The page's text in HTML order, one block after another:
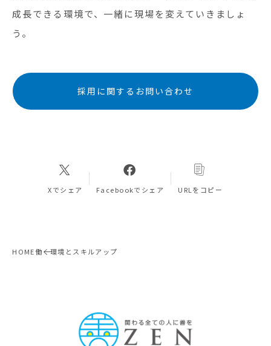
成長できる環境で、一緒に現場を変えていきましょ
う。
採用に関するお問い合わせ
Xでシェア Facebookでシェア URLをコピー
HOME働く環境とスキルアップ